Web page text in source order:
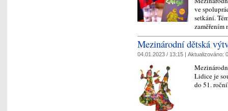
ve
setkání.
Mezinárodní dětská
04.01.2023 / 13:15 | Aktualizováno:
Lidice je
do 51.